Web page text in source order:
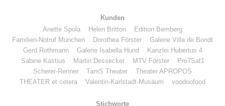
Kunden
Anette Spola
Helen Britton
Edition Bemberg
Familien-Notruf München
Dorothea Förster
Galerie Villa de Bondt
Gerd Rothmann
Galerie Isabella Hund
Kanzlei Hubertus 4
Sabine Kastius
Martin Dessecker MTV Förster
Pro7Sat1
Scherer-Renner
TamS Theater
Theater APROPOS
THEATER et cetera
Valentin-Karlstadt-Musäum voodoofood
Stichworte